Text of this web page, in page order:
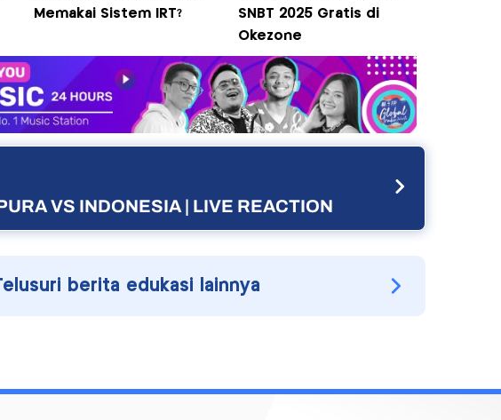
Memakai Sistem IRT?
SNBT 2025 Gratis di
Okezone
VS INDONESIA | LIVE REACTION
berita edukasi lainnya